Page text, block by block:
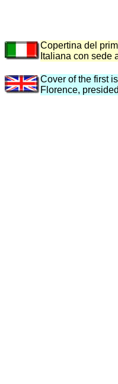
Copertina del
Italiana con sede
Cover of the first
Florence,